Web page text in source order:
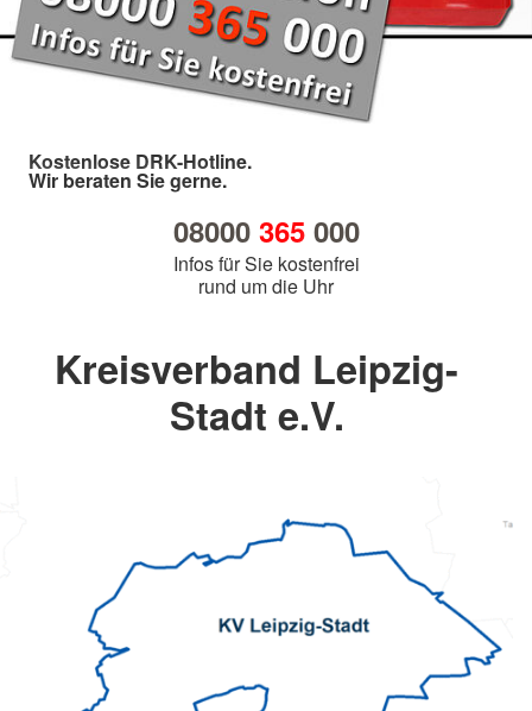
Kostenlose DRK-Hotline.
Wir beraten Sie gerne.
08000 365000
Infos für Sie kostenfrei
rund um die Uhr
Kreisverband Leipzig-
Stadt e.V.